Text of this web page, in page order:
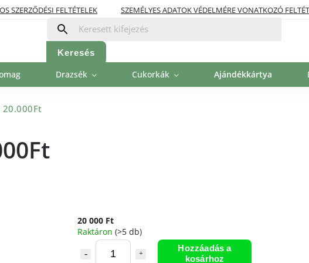
SZERZŐDÉSI FELTÉTELEK SZEMÉLYES ADATOK VÉDELMÉRE VONATKOZÓ
FIZETÉSI LEHETŐSÉGEK
Keresés
Drazsék Cukorkák Ajándékkártya
20 000 Ft
Raktáron (>5 db)
Hozzáadás a
kosárhoz